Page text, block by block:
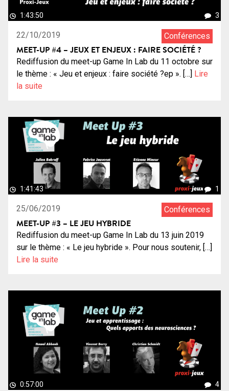
1:43:50 3
22/10/2019 Conférences
MEET-UP #4 – JEUX ET ENJEUX : FAIRE SOCIÉTÉ ?
Rediffusion du meet-up Game In Lab du 11 octobre sur
le thème : « Jeu et enjeux : faire société ?ep ». […] Lire
la suite
1:41:43 1
25/06/2019 Conférences
MEET-UP #3 – LE JEU HYBRIDE
Rediffusion du meet-up Game In Lab du 13 juin 2019
sur le thème : « Le jeu hybride ». Pour nous soutenir, […]
Lire la suite
0:57:00 4